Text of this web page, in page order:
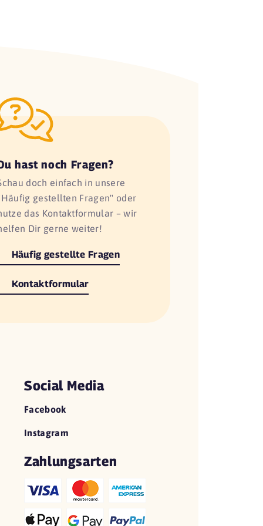
hast noch Fragen?
doch einfach in unsere
gestellten Fragen" oder
das Kontaktformular – wir
Dir gerne weiter!
Häufig gestellte Fragen
Kontaktformular
Social Media
Facebook
Instagram
Zahlungsarten